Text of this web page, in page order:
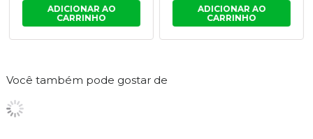
ADICIONAR AO
CARRINHO
ADICIONAR AO
CARRINHO
Você também pode gostar de